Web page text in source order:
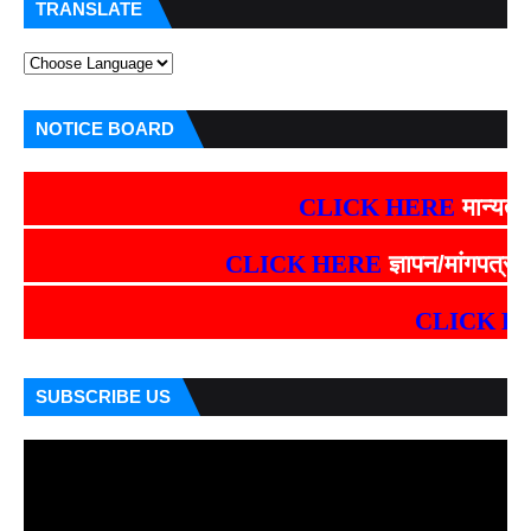
TRANSLATE
NOTICE BOARD
CLICK HEREमान्यता
CLICK HEREज्ञापन/मांगपत्र देखें
CLICK HERE
SUBSCRIBE US